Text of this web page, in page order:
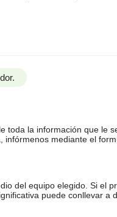
toda la información que le
infórmenos mediante el
del equipo elegido. Si el
puede conllevar a